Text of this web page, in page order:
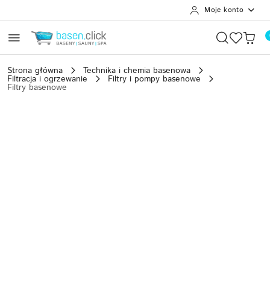
Moje konto
Strona główna Technika i chemia basenowa
Filtracja i ogrzewanie Filtry i pompy basenowe
Filtry basenowe